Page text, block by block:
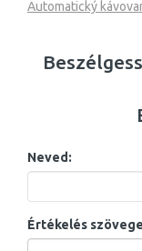
Automatický
Neved:
Értékelés